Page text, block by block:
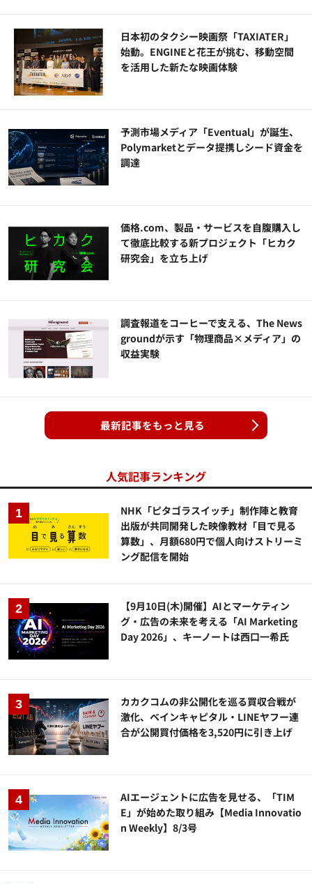
日本初のタクシー映画祭「TAXIATER」
始動。ENGINEと花王が挑む、移動空間
を活用した新たな映画体験
予測市場メディア「Eventual」が誕生、
Polymarketとデータ提携しシード資金を
調達
価格.com、製品・サービスを自腹購入し
て徹底比較する新プロジェクト「ヒカク
研究会」を立ち上げ
調査報道をコーヒーで支える、The News
groundが示す「物理商品×メディア」の
収益実験
最新記事をもっと見る
人気記事ランキング
NHK「ピタゴラスイッチ」制作陣と教育
出版が共同開発した映像教材「目で見る
算数」、月額680円で個人向けストリーミ
ング配信を開始
【9月10日(木)開催】AIとマーケティン
グ・広告の未来を考える「AI Marketing
Day 2026」、キーノートは西口一希氏
カカクコムの非公開化を巡る買収合戦が
激化、ベインキャピタル・LINEヤフー連
合が公開買付価格を3,520円に引き上げ
AIエージェントに広告を見せる、「TIM
E」が始めた取り組み【Media Innovatio
n Weekly】8/3号